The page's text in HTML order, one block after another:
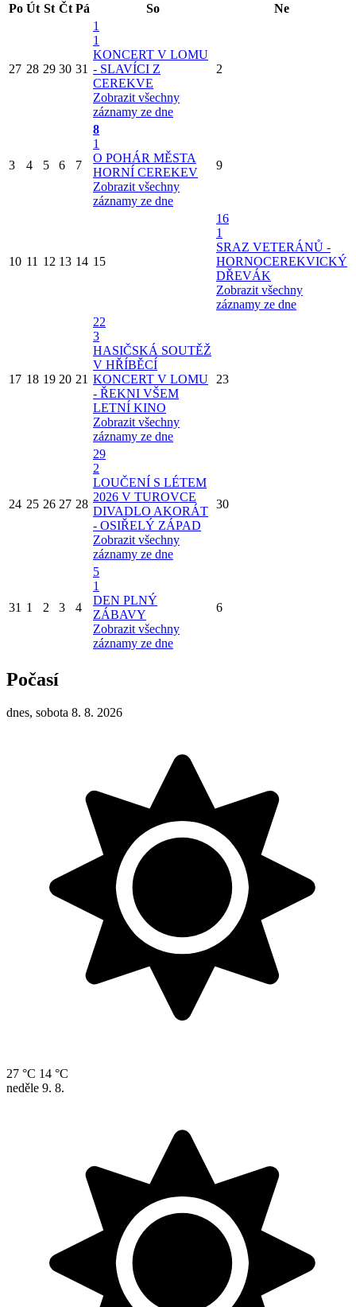
Po Út St Čt Pá So Ne
27 28 29 30 31
1
1
KONCERT V LOMU
- SLAVÍCI Z
CEREKVE
Zobrazit všechny
záznamy ze dne
2
3 4 5 6 7
8
1
O POHÁR MĚSTA
HORNÍ CEREKEV
Zobrazit všechny
záznamy ze dne
9
10 11 12 13 14 15
16
1
SRAZ VETERÁNŮ -
HORNOCEREKVICKÝ
DŘEVÁK
Zobrazit všechny
záznamy ze dne
17 18 19 20 21
22
3
HASIČSKÁ SOUTĚŽ
V HŘÍBĚCÍ
KONCERT V LOMU
- ŘEKNI VŠEM
LETNÍ KINO
Zobrazit všechny
záznamy ze dne
23
24 25 26 27 28
29
2
LOUČENÍ S LÉTEM
2026 V TUROVCE
DIVADLO AKORÁT
- OSIŘELÝ ZÁPAD
Zobrazit všechny
záznamy ze dne
30
31 1 2 3 4
5
1
DEN PLNÝ
ZÁBAVY
Zobrazit všechny
záznamy ze dne
6
Počasí
dnes, sobota 8. 8. 2026
27 °C 14 °C
neděle 9. 8.